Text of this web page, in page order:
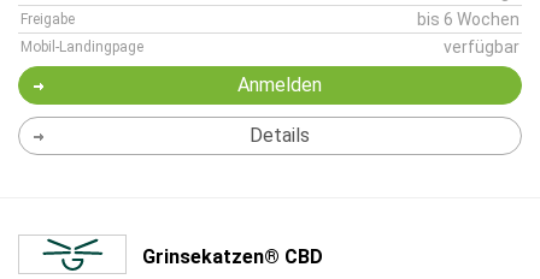
Freigabe bis 6 Wochen
Mobil-Landingpage verfügbar
Anmelden
Details
Grinsekatzen® CBD